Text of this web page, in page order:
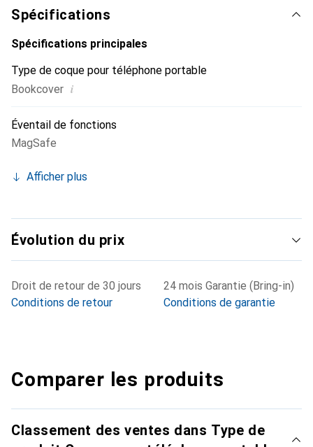
exigeante.
Spécifications
Spécifications principales
Type de coque pour téléphone portable
Bookcover i
Éventail de fonctions
MagSafe
Afficher plus
Évolution du prix
Droit de retour de 30 jours
Conditions de retour
24 mois Garantie (Bring-in)
Conditions de garantie
Comparer les produits
Classement des ventes dans Type de